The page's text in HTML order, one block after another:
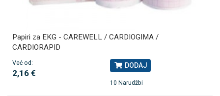
Papiri za EKG - CAREWELL / CARDIOGIMA /
CARDIORAPID
Već od:
2,16 €
DODAJ
10 Narudžbi